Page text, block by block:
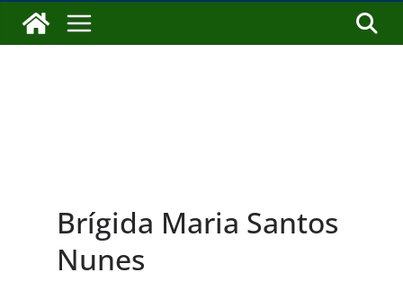
Brígida Maria Santos
Nunes